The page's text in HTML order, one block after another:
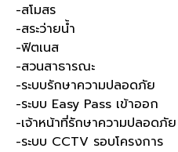
-สโมสร
-สระว่ายน้ำ
-ฟิตเนส
-สวนสาธารณะ
-ระบบรักษาความปลอดภัย
-ระบบ Easy Pass เข้าออก
-เจ้าหน้าที่รักษาความปลอดภั
-ระบบ CCTV รอบโครงการ